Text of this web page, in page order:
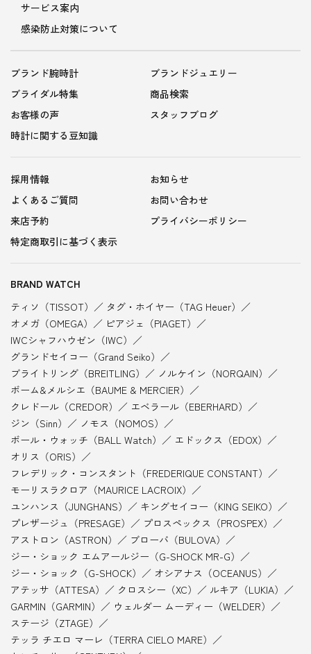
サービス案内
感染防止対策について
ブランド腕時計
ブランドジュエリー
ブライダル特集
商品検索
お客様の声
スタッフブログ
時計に関する豆知識
採用情報
お知らせ
よくあるご質問
お問い合わせ
来店予約
プライバシーポリシー
特定商取引に基づく表示
BRAND WATCH
ティソ（TISSOT）
タグ・ホイヤー（TAG Heuer）
オメガ（OMEGA）
ピアジェ（PIAGET）
IWCシャフハウゼン（IWC）
グランドセイコー（Grand Seiko）
ブライトリング（BREITLING）
ノルケイン（NORQAIN）
ボーム&メルシエ（BAUME & MERCIER）
クレドール（CREDOR）
エベラール（EBERHARD）
ジン（Sinn）
ノモス（NOMOS）
ボール・ウォッチ（BALL Watch）
エドックス（EDOX）
オリス（ORIS）
フレデリック・コンスタント（FREDERIQUE CONSTANT）
モーリスラクロア（MAURICE LACROIX）
ユンハンス（JUNGHANS）
キングセイコー（KING SEIKO）
プレザージュ（PRESAGE）
プロスペックス（PROSPEX）
アストロン（ASTRON）
ブローバ（BULOVA）
ジー・ショック エムアールジー（G-SHOCK MR-G）
ジー・ショック（G-SHOCK）
オシアナス（OCEANUS）
アテッサ（ATTESA）
クロスシー（XC）
ルキア（LUKIA）
GARMIN（GARMIN）
ウェルダー ムーディー（WELDER）
ステージ（ZTAGE）
テッラ チエロ マーレ（TERRA CIELO MARE）